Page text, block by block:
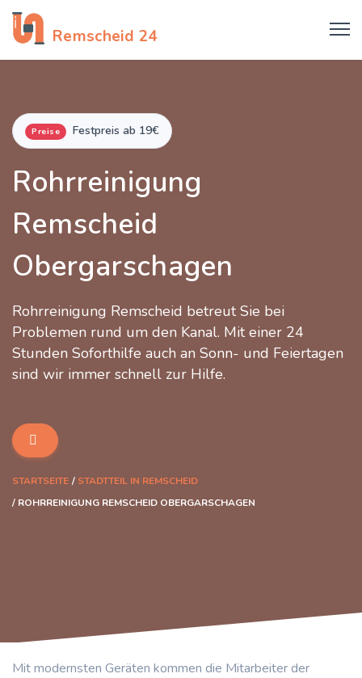
Remscheid 24
Preise Festpreis ab 19€
Rohrreinigung
Remscheid
Obergarschagen
Rohrreinigung Remscheid betreut Sie bei
Problemen rund um den Kanal. Mit einer 24
Stunden Soforthilfe auch an Sonn- und Feiertagen
sind wir immer schnell zur Hilfe.
STARTSEITE
STADTTEIL IN REMSCHEID
ROHRREINIGUNG REMSCHEID OBERGARSCHAGEN
Mit modernsten Geräten kommen die Mitarbeiter der